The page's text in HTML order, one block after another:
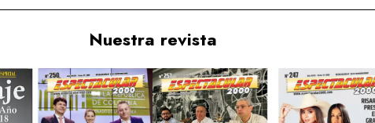
Nuestra revista